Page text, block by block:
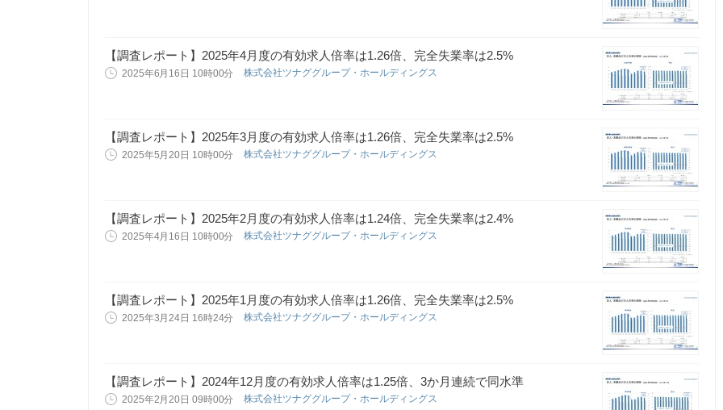
【調査レポート】2025年4月度の有効求人倍率は1.26倍、完全失業率は2.5%
2025年6月16日 10時00分 株式会社ツナググループ・ホールディングス
【調査レポート】2025年3月度の有効求人倍率は1.26倍、完全失業率は2.5%
2025年5月20日 10時00分 株式会社ツナググループ・ホールディングス
【調査レポート】2025年2月度の有効求人倍率は1.24倍、完全失業率は2.4%
2025年4月16日 10時00分 株式会社ツナググループ・ホールディングス
【調査レポート】2025年1月度の有効求人倍率は1.26倍、完全失業率は2.5%
2025年3月24日 16時24分 株式会社ツナググループ・ホールディングス
【調査レポート】2024年12月度の有効求人倍率は1.25倍、3か月連続で同水準
2025年2月20日 09時00分 株式会社ツナググループ・ホールディングス